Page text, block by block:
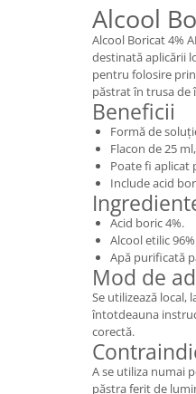
Alcool
Alcool Boricat 4%
destinată aplicării
pentru folosire
păstrat în trusa de
Beneficii
Formă de
Flacon de 25
Poate fi aplicat
Include acid
Acid boric 4%.
Alcool etilic
Apă purificată
Mod de
Se utilizează local,
întotdeauna
corectă.
A se utiliza numai
păstra ferit de